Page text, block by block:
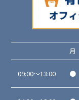
月
09:00～13:00 ●